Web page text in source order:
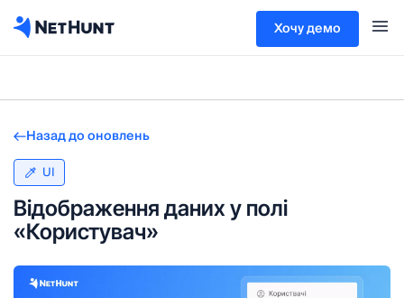
Хочу демо
Назад до оновлень
UI
Відображення даних у полі
«Користувач»